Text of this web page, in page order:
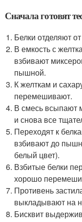
Сначала готовят
Белки отделяют
В емкость с
взбивают
пышной.
К желткам и
перемешивают.
В смесь всыпают
и снова все
Переходят к
взбивают до
белый цвет).
Взбитые белки
хорошо
Противень
выкладывают на
Бисквит